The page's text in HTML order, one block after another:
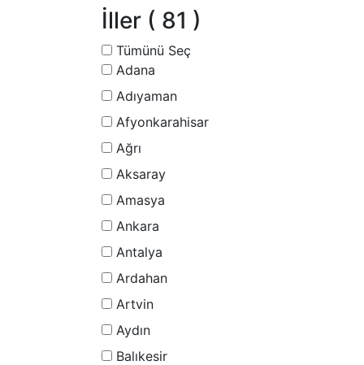
İller ( 81 )
Tümünü Seç
Adana
Adıyaman
Afyonkarahisar
Ağrı
Aksaray
Amasya
Ankara
Antalya
Ardahan
Artvin
Aydın
Balıkesir